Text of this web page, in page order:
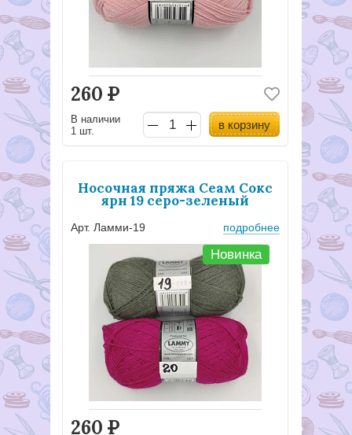
260 Р
В наличии
1 шт.
в корзину
Носочная пряжа Сеам Сокс
ярн 19 серо-зеленый
Арт. Ламми-19 подробнее
Новинка
260 Р